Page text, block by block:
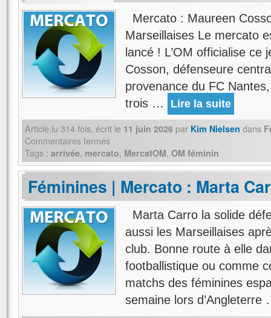
Mercato : Maureen
Marseillaises Le mercato
lancé ! L’OM officialise ce
Cosson, défenseure
provenance du FC
trois …
Lire la suite
Article lu 314fois, écrit le 11 juin 2026 par Kim Nielsen dans
Commentaires fermés
Tags : arrivée, mercato, MercatOM, OM féminin
Féminines | Mercato : Marta
Marta Carro la solide
aussi les Marseillaises
club. Bonne route à elle
footballistique ou comme
matchs des féminines
semaine lors